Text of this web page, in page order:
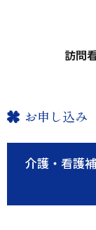
訪問
お申し込み
介護・看護